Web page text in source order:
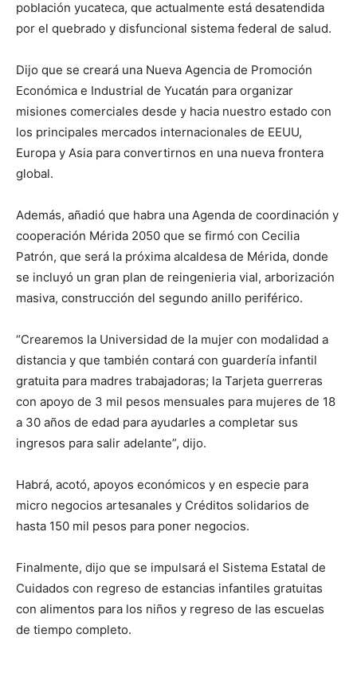
población yucateca, que actualmente está desatendida
por el quebrado y disfuncional sistema federal de salud.
Dijo que se creará una Nueva Agencia de Promoción
Económica e Industrial de Yucatán para organizar
misiones comerciales desde y hacia nuestro estado con
los principales mercados internacionales de EEUU,
Europa y Asia para convertirnos en una nueva frontera
global.
Además, añadió que habra una Agenda de coordinación y
cooperación Mérida 2050 que se firmó con Cecilia
Patrón, que será la próxima alcaldesa de Mérida, donde
se incluyó un gran plan de reingenieria vial, arborización
masiva, construcción del segundo anillo periférico.
“Crearemos la Universidad de la mujer con modalidad a
distancia y que también contará con guardería infantil
gratuita para madres trabajadoras; la Tarjeta guerreras
con apoyo de 3 mil pesos mensuales para mujeres de 18
a 30 años de edad para ayudarles a completar sus
ingresos para salir adelante”, dijo.
Habrá, acotó, apoyos económicos y en especie para
micro negocios artesanales y Créditos solidarios de
hasta 150 mil pesos para poner negocios.
Finalmente, dijo que se impulsará el Sistema Estatal de
Cuidados con regreso de estancias infantiles gratuitas
con alimentos para los niños y regreso de las escuelas
de tiempo completo.